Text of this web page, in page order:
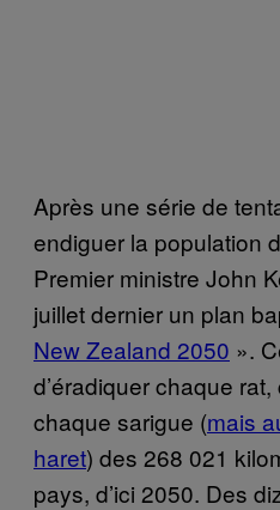
Après une série de
endiguer la population
Premier ministre John
juillet dernier un plan
New Zealand 2050 ».
d’éradiquer chaque
chaque sarigue (mais
haret) des 268 021
pays, d’ici 2050. Des